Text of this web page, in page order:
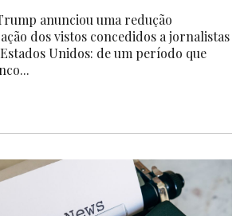
anunciou uma redução
dos vistos concedidos a jornalistas
Unidos: de um período que